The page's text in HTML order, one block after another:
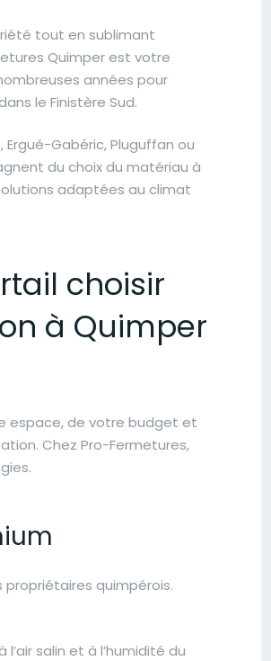
tout en sublimant
Quimper est votre
années pour
le Finistère Sud.
Gabéric, Pluguffan ou
du choix du matériau à
adaptées au climat
choisir
à Quimper
espace, de votre budget et
Chez Pro-Fermetures,
quimpérois.
salin et à l’humidité du